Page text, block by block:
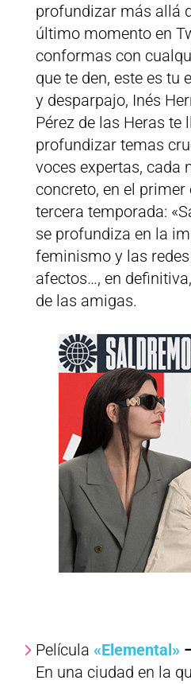
profundizar más allá
último momento en
conformas con
que te den, este es tu
y desparpajo, Inés
Pérez de las Heras te
profundizar temas
voces expertas, cada
concreto, en el primer
tercera temporada:
se profundiza en la
feminismo y las
afectos…, en
de las amigas.
Película «Elemental»
En una ciudad en la